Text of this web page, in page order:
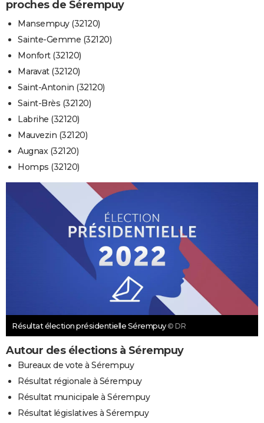
proches de Sérempuy
Mansempuy (32120)
Sainte-Gemme (32120)
Monfort (32120)
Maravat (32120)
Saint-Antonin (32120)
Saint-Brès (32120)
Labrihe (32120)
Mauvezin (32120)
Augnax (32120)
Homps (32120)
Résultat élection présidentielle Sérempuy © DR
Autour des élections à Sérempuy
Bureaux de vote à Sérempuy
Résultat régionale à Sérempuy
Résultat municipale à Sérempuy
Résultat législatives à Sérempuy